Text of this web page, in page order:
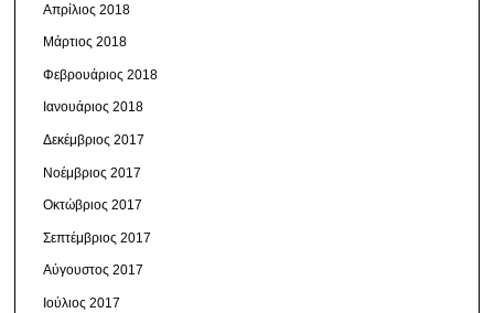
Απρίλιος 2018
Μάρτιος 2018
Φεβρουάριος 2018
Ιανουάριος 2018
Δεκέμβριος 2017
Νοέμβριος 2017
Οκτώβριος 2017
Σεπτέμβριος 2017
Αύγουστος 2017
Ιούλιος 2017